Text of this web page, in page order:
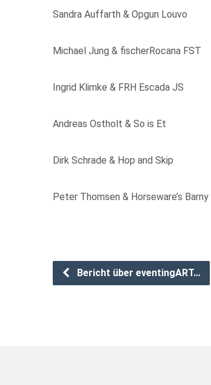
Sandra Auffarth & Opgun Louvo
Michael Jung & fischerRocana FST
Ingrid Klimke & FRH Escada JS
Andreas Ostholt & So is Et
Dirk Schrade & Hop and Skip
Peter Thomsen & Horseware’s Barny
Bericht über eventingART…